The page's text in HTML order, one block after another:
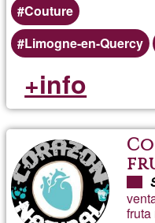
Couture
Limogne-en-Quercy
+info